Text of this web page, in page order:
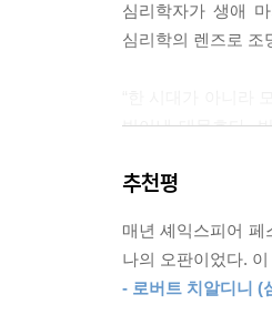
엘리엇의 사례는
리도록 돕는다는
--- p.388
비평가들은 그[햄
파비니 교수는 햄
심리학자가 생애
심리학의 렌즈로 조
빚어낸 대문호다.
성격, 인지, 감정,
심리학의 고전 실
대상에 머무는 데
추천평
매년 셰익스피어
나의 오판이었다.
- 로버트 치알디니 (